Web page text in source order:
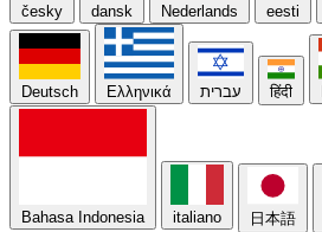
česky dansk Nederlands eesti
Deutsch Ελληνικά עברית हिंदी
Bahasa Indonesia italiano 日本語